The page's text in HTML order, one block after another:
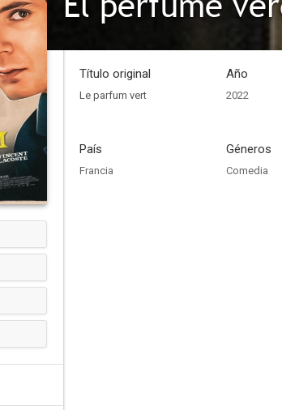
Título original
Le parfum vert
Año
2022
País
Francia
Géneros
Comedia